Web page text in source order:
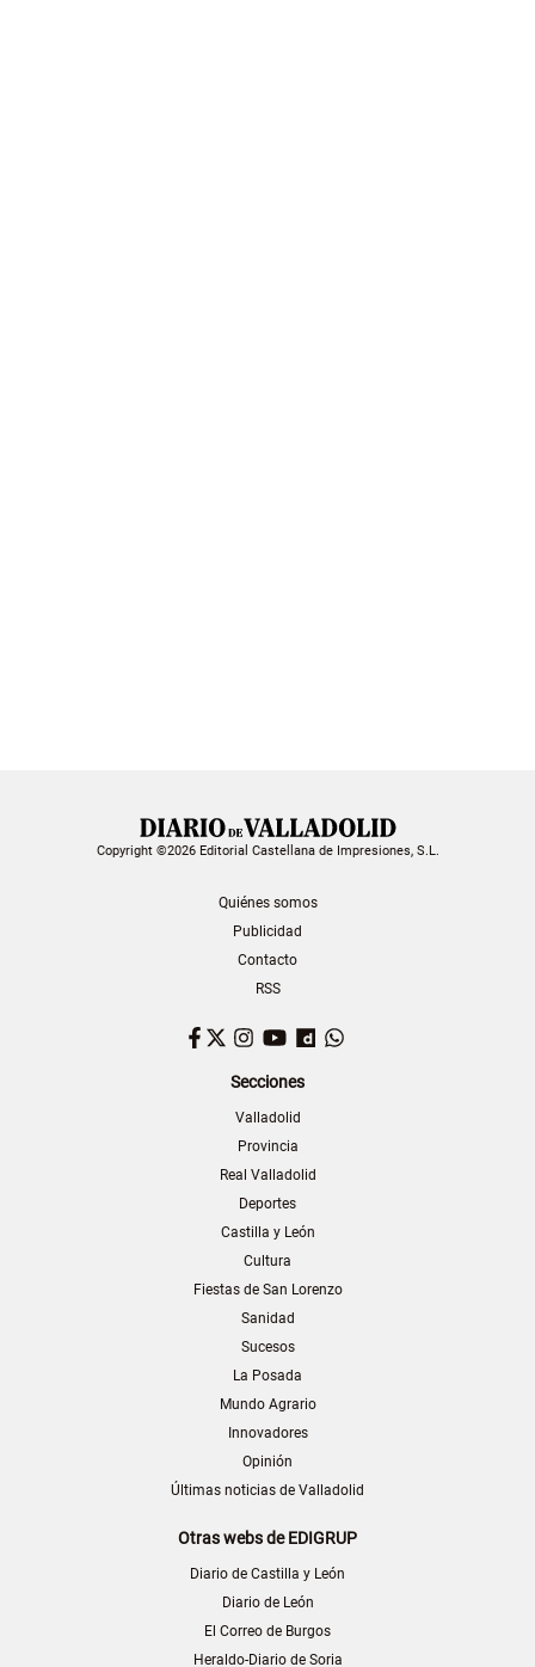
Copyright ©2026 Editorial Castellana de Impresiones, S.L.
Quiénes somos
Publicidad
Contacto
RSS
Facebook
TwitterInstagram
YouTubeDailymotion
Secciones
Valladolid
Provincia
Real Valladolid
Deportes
Castilla y León
Cultura
Fiestas de San Lorenzo
Sanidad
Sucesos
La Posada
Mundo Agrario
Innovadores
Opinión
Últimas noticias de Valladolid
Otras webs de EDIGRUP
Diario de Castilla y León
Diario de León
El Correo de Burgos
Heraldo-Diario de Soria